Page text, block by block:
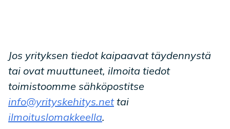
Jos yrityksen tiedot kaipaavat täydennystä
tai ovat muuttuneet, ilmoita tiedot
toimistoomme sähköpostitse
info@yrityskehitys.nettai
ilmoituslomakkeella.